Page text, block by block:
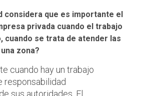
considera que es importante el
privada cuando el trabajo
cuando se trata de atender las
zona?
cuando hay un trabajo
responsabilidad
sus autoridades. El